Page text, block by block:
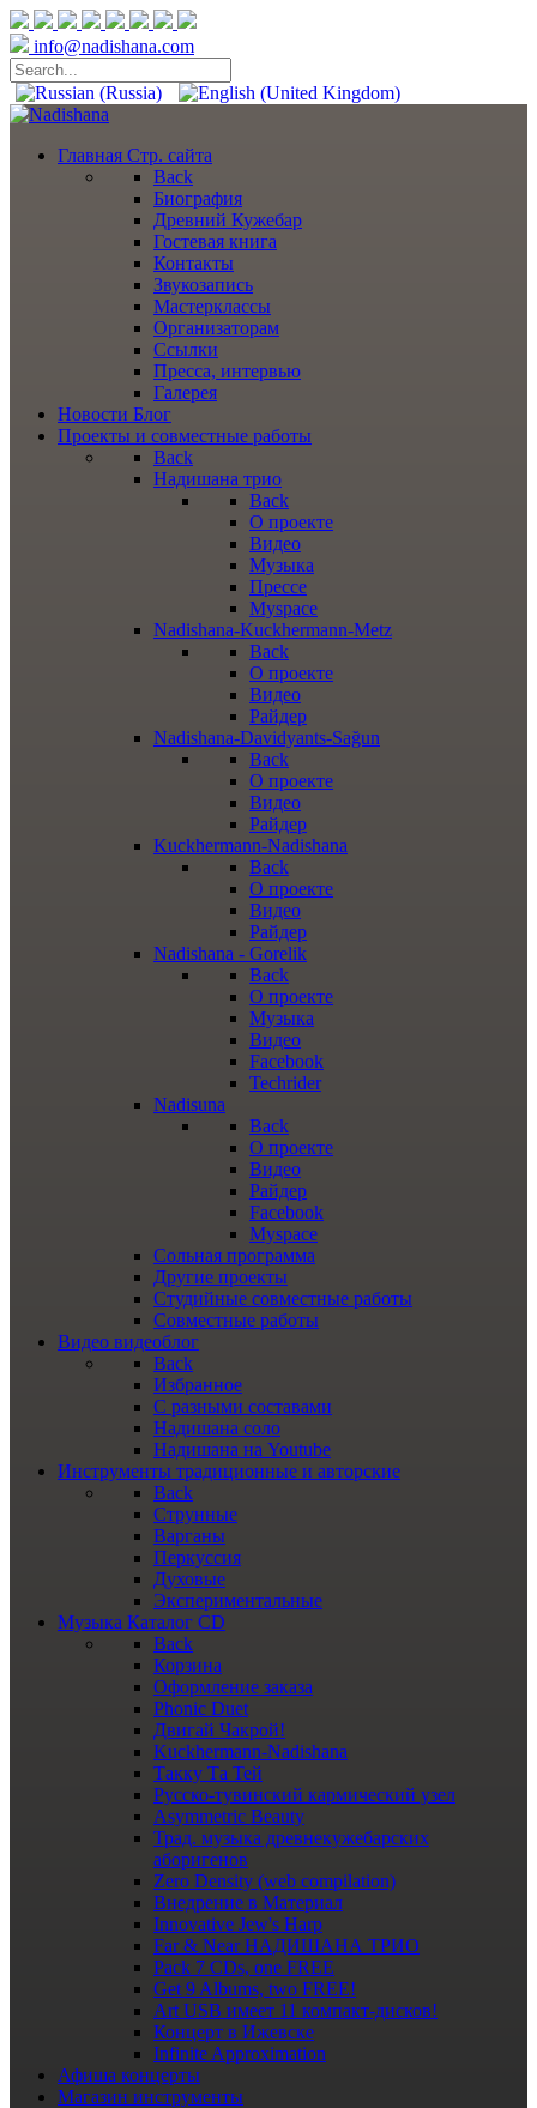
info@nadishana.com
Главная Стр. сайта
Back
Биография
Древний Кужебар
Гостевая книга
Контакты
Звукозапись
Мастерклассы
Организаторам
Ссылки
Пресса, интервью
Галерея
Новости Блог
Проекты и совместные работы
Back
Надишана трио
Back
О проекте
Видео
Музыка
Прессе
Myspace
Nadishana-Kuckhermann-Metz
Back
О проекте
Видео
Райдер
Nadishana-Davidyants-Sağun
Back
О проекте
Видео
Райдер
Kuckhermann-Nadishana
Back
О проекте
Видео
Райдер
Nadishana - Gorelik
Back
О проекте
Музыка
Видео
Facebook
Techrider
Nadisuna
Back
О проекте
Видео
Райдер
Facebook
Myspace
Сольная программа
Другие проекты
Студийные совместные работы
Совместные работы
Видео видеоблог
Back
Избранное
С разными составами
Надишана соло
Надишана на Youtube
Инструменты традиционные и авторские
Back
Струнные
Варганы
Перкуссия
Духовые
Экспериментальные
Музыка Каталог CD
Back
Корзина
Оформление заказа
Phonic Duet
Двигай Чакрой!
Kuckhermann-Nadishana
Такку Та Тей
Русско-тувинский кармический узел
Asymmetric Beauty
Трад. музыка древнекужебарских
аборигенов
Zero Density (web compilation)
Внедрение в Материал
Innovative Jew's Harp
Far & Near НАДИШАНА ТРИО
Pack 7 CDs, one FREE
Get 9 Albums, two FREE!
Art USB имеет 11 компакт-дисков!
Концерт в Ижевске
Infinite Approximation
Афиша концерты
Магазин инструменты